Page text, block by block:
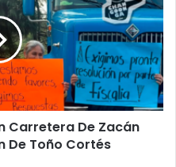
Carretera De Zacán
De Toño Cortés